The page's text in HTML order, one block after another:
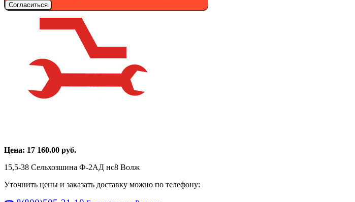
Согласиться
Цена: 17 160.00 руб.
15,5-38 Сельхозшина Ф-2АД нс8 Волж
Уточнить цены и заказать доставку можно по телефону: